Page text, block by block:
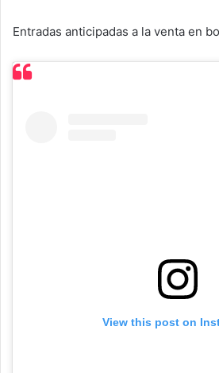
Entradas anticipadas a la venta en
View this post on